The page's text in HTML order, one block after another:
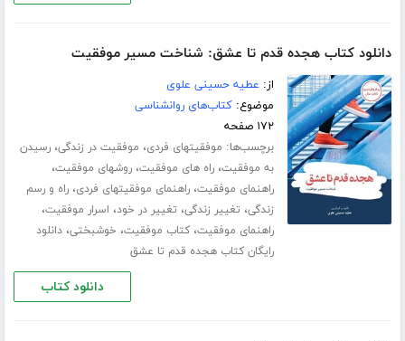
دانلود کتاب هجده قدم تا عشق: شناخت مسیر موفقیت
از: عطیه حسینی علوی
موضوع:کتاب‌های روانشناسی
۱۷۲ صفحه
برچسب‌ها: موفقیتهای فردی، موفقیت در زندگی،رسیدن
به موفقیت،راه های موفقیت،روشهای موفقیت،
راهنمای موفقیت،راهنمای موفقیتهای فردی،راه و رسم
زندگی، تغییر زندگی، تغییر در خود، اسرار موفقیت،
راهنمای موفقیت،کتاب موفقیت، خوشبختی،دانلود
رایگان کتاب هجده قدم تا عشق
دانلود کتاب